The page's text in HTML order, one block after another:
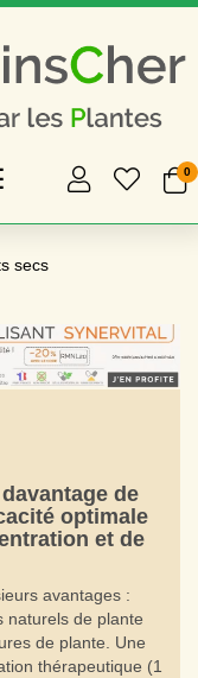
0
secs
de
optimale
et de
avantages :
naturels de plante
de plante. Une
thérapeutique (1